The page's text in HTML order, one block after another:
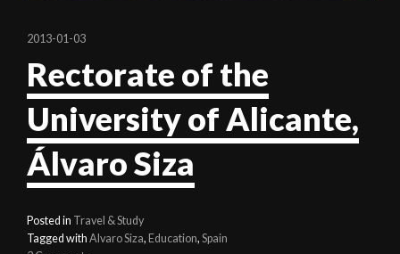
2013-01-03
Rectorate of the
University of Alicante,
Álvaro Siza
Posted in Travel & Study
Tagged with Alvaro Siza, Education, Spain